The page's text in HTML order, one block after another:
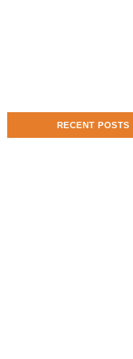
RECENT POSTS